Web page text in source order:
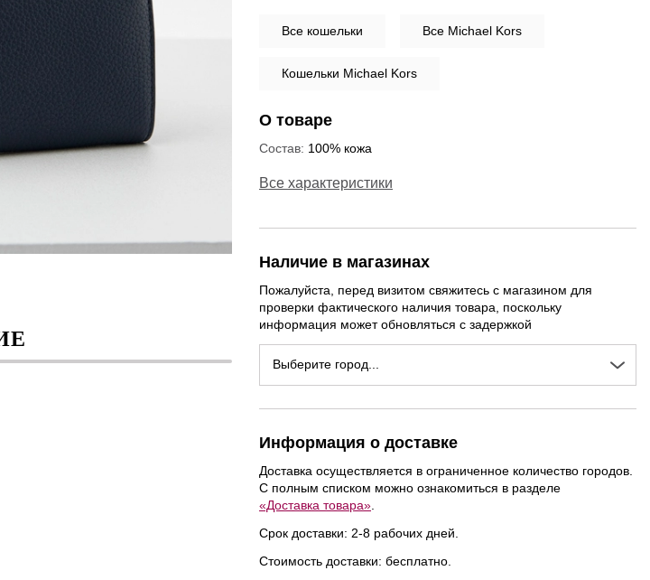
Все кошельки Все Michael Kors
Кошельки Michael Kors
О товаре
Состав: 100% кожа
Все характеристики
Наличие в магазинах
Пожалуйста, перед визитом свяжитесь с магазином для
проверки фактического наличия товара, поскольку
информация может обновляться с задержкой
Выберите город...
Информация о доставке
Доставка осуществляется в ограниченное количество городов.
С полным списком можно ознакомиться в разделе
«Доставка товара»
Срок доставки: 2-8 рабочих дней.
Стоимость доставки: бесплатно.